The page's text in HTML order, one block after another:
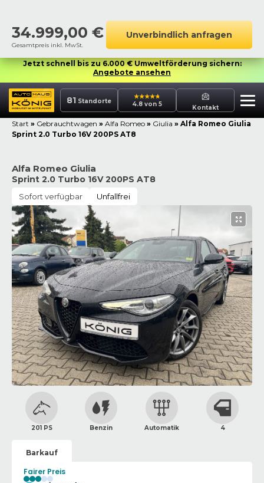
34.999,00 €
Gesamtpreis inkl. MwSt.
Unverbindlich anfragen
Jetzt schnell bis zu 6.000 € Umweltförderung sichern:
Angebote ansehen
81 Standorte 4.8 von 5 Kontakt
Start » Gebrauchtwagen » Alfa Romeo » Giulia » Alfa Romeo Giulia
Sprint 2.0 Turbo 16V 200PS AT8
Alfa Romeo Giulia
Sprint 2.0 Turbo 16V 200PS AT8
Sofort verfügbar Unfallfrei
201 PS Benzin Automatik 4
Barkauf
Fairer Preis